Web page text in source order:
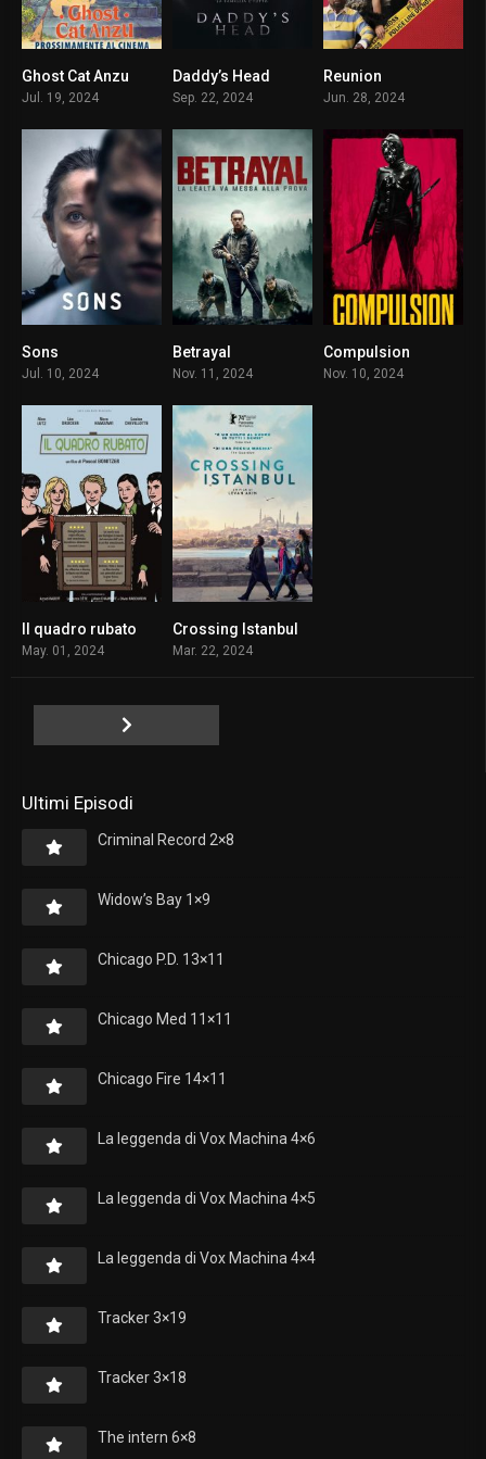
Ghost Cat Anzu
Jul. 19, 2024
Daddy’s Head
Sep. 22, 2024
Reunion
Jun. 28, 2024
Sons
Jul. 10, 2024
Betrayal
Nov. 11, 2024
Compulsion
Nov. 10, 2024
6.4
Il quadro rubato
May. 01, 2024
7.4
Crossing Istanbul
Mar. 22, 2024
Ultimi Episodi
Criminal Record 2×8
Widow’s Bay 1×9
Chicago P.D. 13×11
Chicago Med 11×11
Chicago Fire 14×11
La leggenda di Vox Machina 4×6
La leggenda di Vox Machina 4×5
La leggenda di Vox Machina 4×4
Tracker 3×19
Tracker 3×18
The intern 6×8